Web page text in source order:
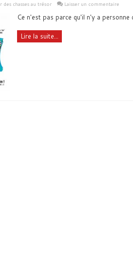
des chasses au trésor Laisser un commentaire
Ce n'est pas parce qu'il n'y a personne
Lire la suite...